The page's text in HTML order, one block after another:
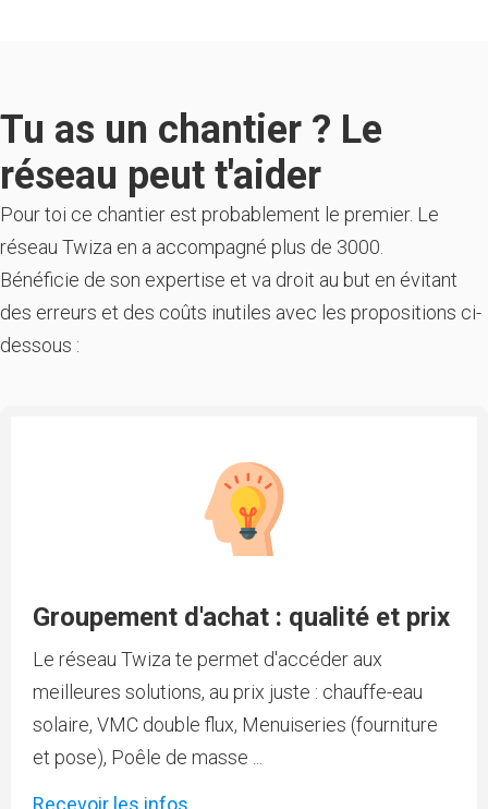
Tu as un chantier ? Le
réseau peut t'aider
Pour toi ce chantier est probablement le premier. Le
réseau Twiza en a accompagné plus de 3000.
Bénéficie de son expertise et va droit au but en évitant
des erreurs et des coûts inutiles avec les propositions ci-
dessous :
Groupement d'achat : qualité et prix
Le réseau Twiza te permet d'accéder aux
meilleures solutions, au prix juste : chauffe-eau
solaire, VMC double flux, Menuiseries (fourniture
et pose), Poêle de masse ...
Recevoir les infos